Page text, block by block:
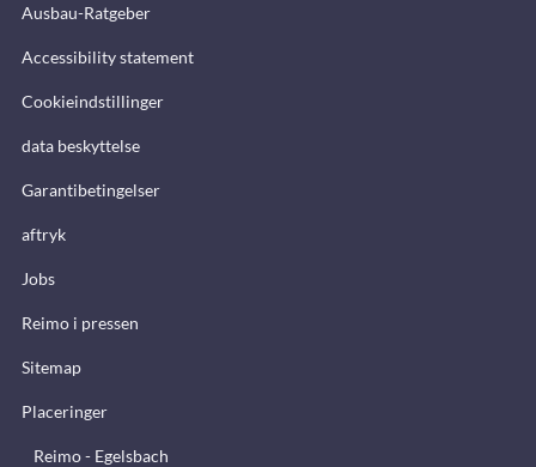
Ausbau-Ratgeber
Accessibility statement
Cookieindstillinger
data beskyttelse
Garantibetingelser
aftryk
Jobs
Reimo i pressen
Sitemap
Placeringer
Reimo - Egelsbach